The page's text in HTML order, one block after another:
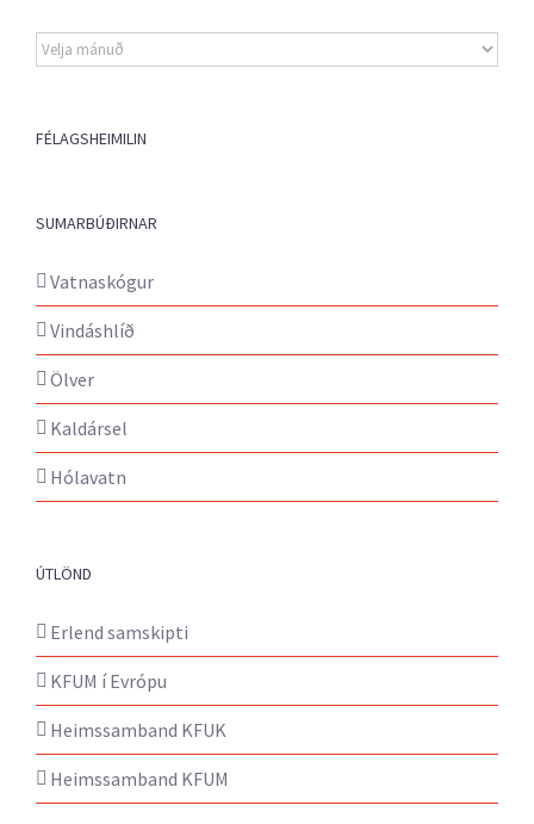
Eldri
fréttir
FÉLAGSHEIMILIN
SUMARBÚÐIRNAR
Vatnaskógur
Vindáshlíð
Ölver
Kaldársel
Hólavatn
ÚTLÖND
Erlend samskipti
KFUM í Evrópu
Heimssamband KFUK
Heimssamband KFUM